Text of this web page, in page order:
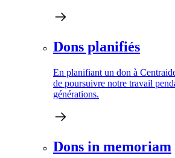
Dons planifiés
En planifiant un don à
de poursuivre notre travail
générations.
Dons in memoriam